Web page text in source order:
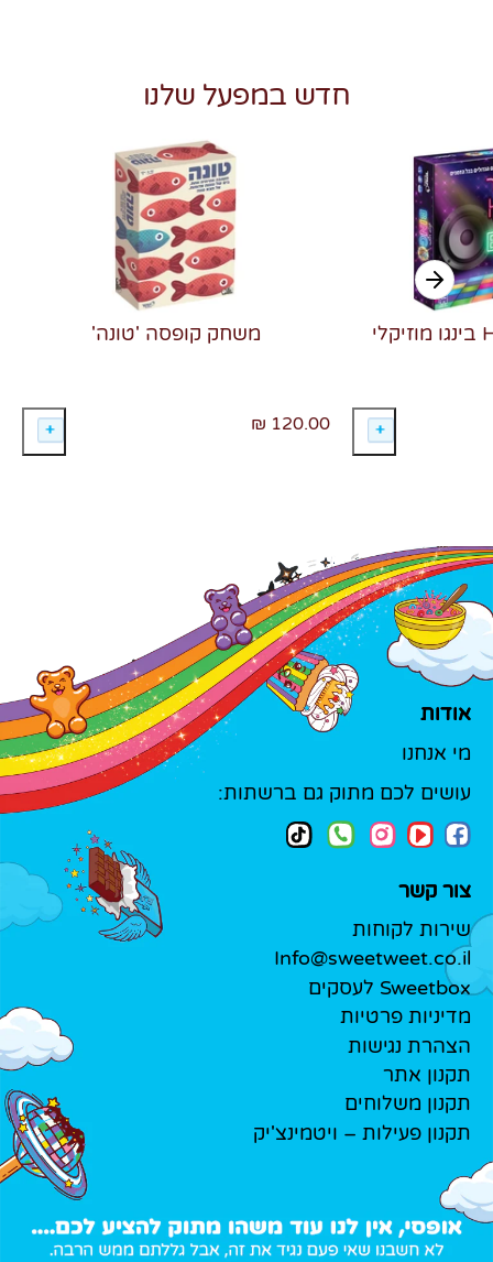
חדש במפעל שלנו
משחק קופסה 'טונה'
120.00 ₪
אודות
מי אנחנו
עושים לכם מתוק גם ברשתות:
צור קשר
שירות לקוחות
Info@sweetweet.co.il
Sweetbox לעסקים
מדיניות פרטיות
הצהרת נגישות
תקנון אתר
תקנון משלוחים
תקנון פעילות – ויטמינצ'יק